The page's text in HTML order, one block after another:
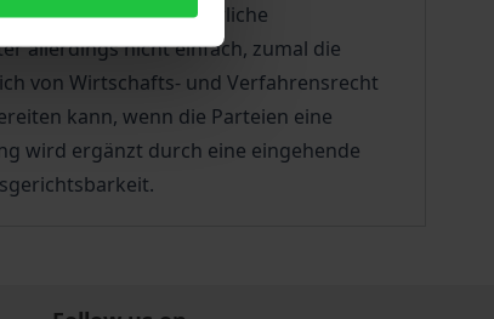
für schiedsrichterliche
allerdings nicht einfach, zumal die
von Wirtschafts- und Verfahrensrecht
kann, wenn die Parteien eine
wird ergänzt durch eine eingehende